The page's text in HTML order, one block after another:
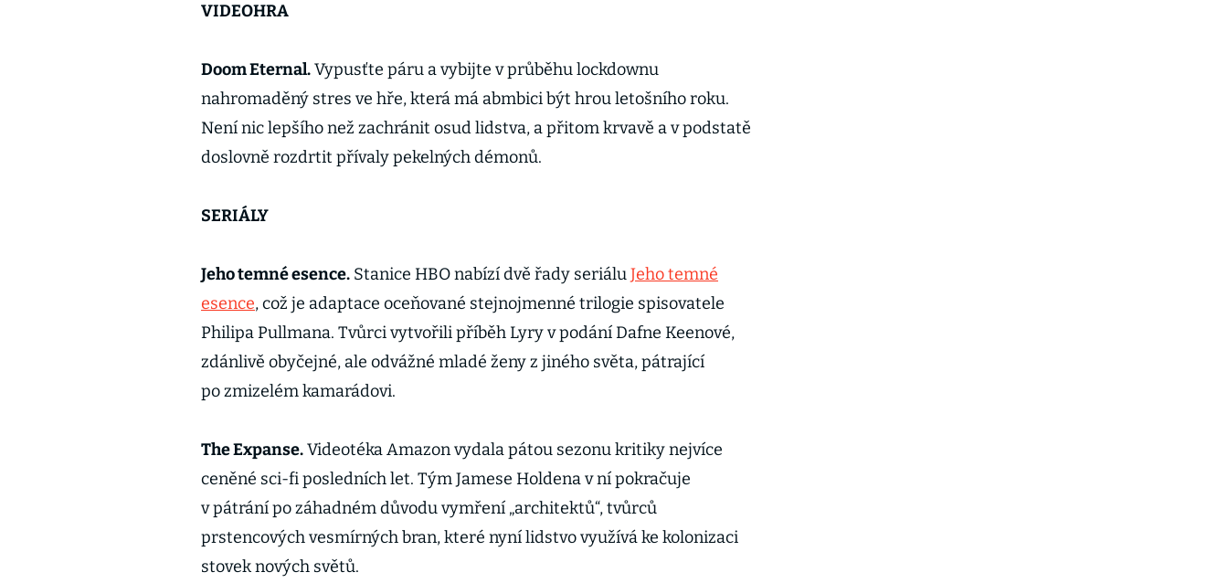
VIDEOHRA
Doom Eternal.Vypusťte páru a vybijte v průběhu lockdownu
nahromaděný stres ve hře, která má abmbici být hrou letošního roku.
Není nic lepšího než zachránit osud lidstva, a přitom krvavě a v podstatě
doslovně rozdrtit přívaly pekelných démonů.
SERIÁLY
Jeho temné esence. Stanice HBO nabízí dvě řady seriáluJeho temné
esence, což je adaptace oceňované stejnojmenné trilogie spisovatele
Philipa Pullmana. Tvůrci vytvořili příběh Lyry v podání Dafne Keenové,
zdánlivě obyčejné, ale odvážné mladé ženy z jiného světa, pátrající
po zmizelém kamarádovi.
The Expanse.Videotéka Amazon vydala pátou sezonu kritiky nejvíce
ceněné sci-fi posledních let. Tým Jamese Holdena v ní pokračuje
v pátrání po záhadném důvodu vymření „architektů“, tvůrců
prstencových vesmírných bran, které nyní lidstvo využívá ke kolonizaci
stovek nových světů.